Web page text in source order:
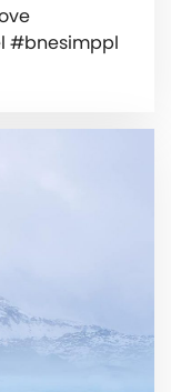
#bnesimppl